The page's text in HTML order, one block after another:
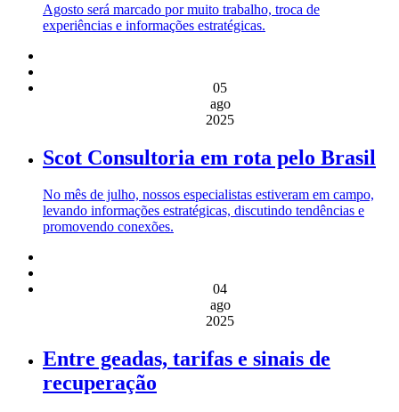
Agosto será marcado por muito trabalho, troca de
experiências e informações estratégicas.
05
ago
2025
Scot Consultoria em rota pelo Brasil
No mês de julho, nossos especialistas estiveram em campo,
levando informações estratégicas, discutindo tendências e
promovendo conexões.
04
ago
2025
Entre geadas, tarifas e sinais de
recuperação